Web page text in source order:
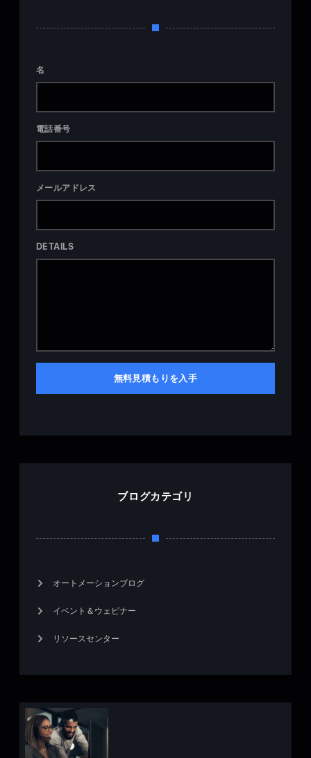
名
電話番号
メールアドレス
DETAILS
無料見積もりを入手
ブログカテゴリ
オートメーションブログ
イベント＆ウェビナー
リソースセンター